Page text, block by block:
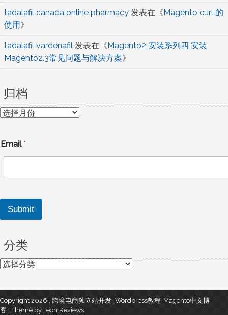
tadalafil canada online pharmacy 发表在《Magento curl 的
使用》
tadalafil vardenafil 发表在《Magento2 安装系列四 安装
Magento2.3常见问题与解决方案》
归档
归
Email*
Submit
分类
分
Copyright 2026 , 跨境电商独立站开发_Wordpress教程-Magento中文博
客 ,Theme byTech Reviews